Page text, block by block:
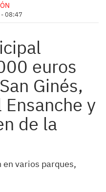
08:47
euros
Ginés,
y
de la
en varios parques,